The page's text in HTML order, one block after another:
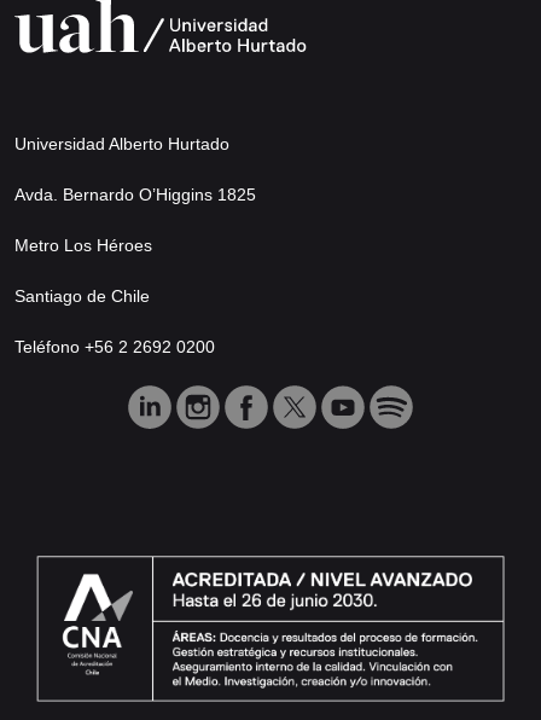
Universidad Alberto Hurtado
Avda. Bernardo O’Higgins 1825
Metro Los Héroes
Santiago de Chile
Teléfono +56 2 2692 0200